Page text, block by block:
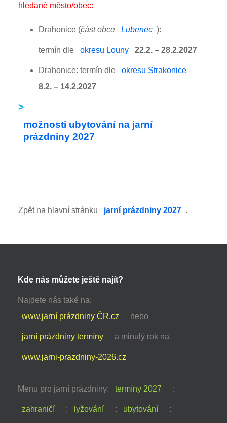
hledané město/obec:
Drahonice (část obce Lubenec ):
termín dle okresu Louny 22.2. – 28.2.2027
Drahonice: termín dle
okresu Strakonice
8.2. – 14.2.2027
>
možnosti ubytování na jarní
prázdniny 2027
Zpět na hlavní stránku jarní prázdniny 2027 .
Kde nás můžete ještě najít?
Najdete nás také na:
www.jarní prázdniny ČR.cz
nebo
jarní prázdniny termíny a minulý rok na
www.jarni-prazdniny-2026.cz
Menu pro jarní prázdniny: termíny 2027 :
zahraničí : lyžování : ubytování :